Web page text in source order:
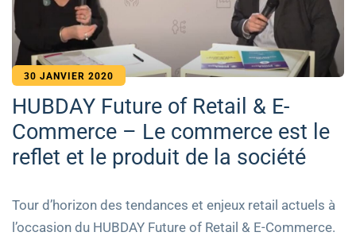
30 JANVIER 2020
HUBDAY Future of Retail & E-
Commerce – Le commerce est le
reflet et le produit de la société
Tour d’horizon des tendances et enjeux retail actuels à
l’occasion du HUBDAY Future of Retail & E-Commerce.